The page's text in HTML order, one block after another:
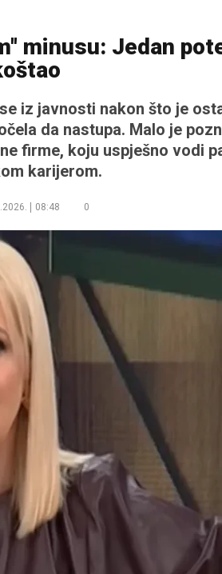
minusu: Jedan
iz javnosti nakon što je
da nastupa. Malo je
firme, koju uspješno vodi
karijerom.
08:48 0